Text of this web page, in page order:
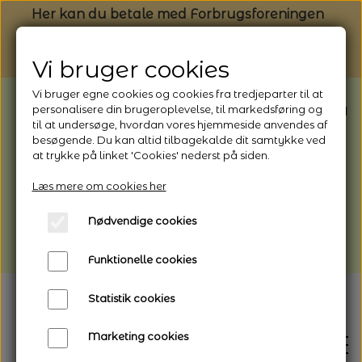
Her kan du betale med Forbrugsforeningen
BEMÆRK: Butikken har ferielukket* fra
1/8 - 9/8 - 2026
*Webshoppen er åben og sender hele
afhentning
Vi gør opmærksom på, at der kan være lidt
længere leveringstid
Vi bruger cookies
Vi bruger egne cookies og cookies fra tredjeparter til at
personalisere din brugeroplevelse, til markedsføring og
til at undersøge, hvordan vores hjemmeside anvendes af
besøgende. Du kan altid tilbagekalde dit samtykke ved
at trykke på linket 'Cookies' nederst på siden.
Læs mere om cookies her
Nødvendige cookies
Funktionelle cookies
Statistik cookies
Marketing cookies